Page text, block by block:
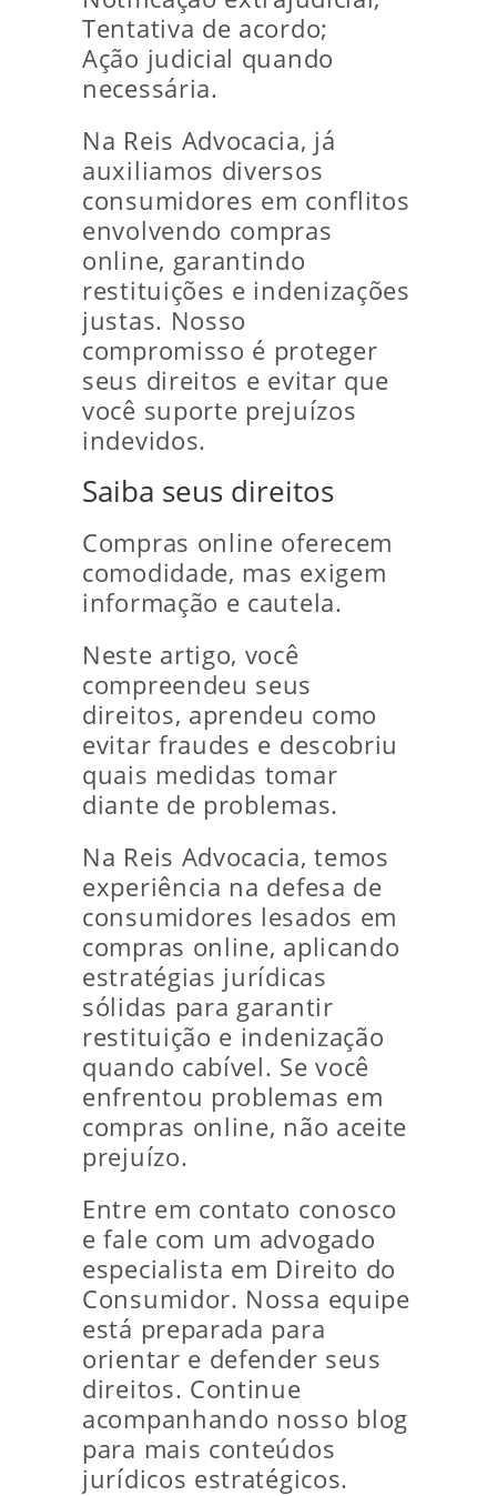
Tentativa de acordo;
Ação judicial quando
necessária.
Na Reis Advocacia, já
auxiliamos diversos
consumidores em conflitos
envolvendo compras
online, garantindo
restituições e indenizações
justas. Nosso
compromisso é proteger
seus direitos e evitar que
você suporte prejuízos
indevidos.
Saiba seus direitos
Compras online oferecem
comodidade, mas exigem
informação e cautela.
Neste artigo, você
compreendeu seus
direitos, aprendeu como
evitar fraudes e descobriu
quais medidas tomar
diante de problemas.
Na Reis Advocacia, temos
experiência na defesa de
consumidores lesados em
compras online, aplicando
estratégias jurídicas
sólidas para garantir
restituição e indenização
quando cabível. Se você
enfrentou problemas em
compras online, não aceite
prejuízo.
Entre em contato conosco
e fale com um advogado
especialista em Direito do
Consumidor. Nossa equipe
está preparada para
orientar e defender seus
direitos. Continue
acompanhando nosso blog
para mais conteúdos
jurídicos estratégicos.